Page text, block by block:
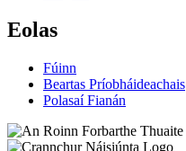
Eolas
Fúinn
Beartas Príobháideachais
Polasaí Fianán